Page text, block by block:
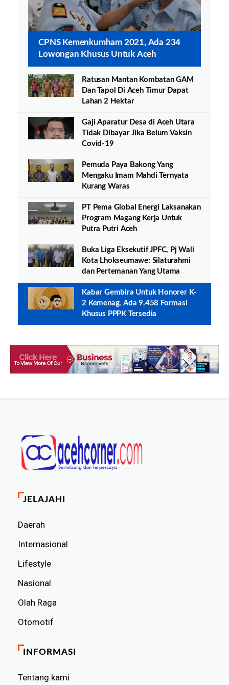
CPNS Kemenkumham 2021, Ada 234
Lowongan Khusus Untuk Aceh
Ratusan Mantan Kombatan GAM
Dan Tapol Di Aceh Timur Dapat
Lahan 2 Hektar
Gaji Aparatur Desa di Aceh Utara
Tidak Dibayar Jika Belum Vaksin
Covid-19
Pemuda Paya Bakong Yang
Mengaku Imam Mahdi Ternyata
Kurang Waras
PT Pema Global Energi Laksanakan
Program Magang Kerja Untuk
Putra Putri Aceh
Buka Liga Eksekutif JPFC, Pj Wali
Kota Lhokseumawe: Silaturahmi
dan Pertemanan Yang Utama
Kabar Gembira Untuk Honorer K-
2 Kemenag, Ada 9.458 Formasi
Khusus PPPK Tersedia
JELAJAHI
Daerah
Internasional
Lifestyle
Nasional
Olah Raga
Otomotif
INFORMASI
Tentang kami